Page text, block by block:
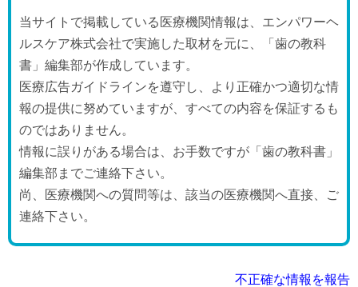
当サイトで掲載している医療機関情報は、エンパワーヘ
ルスケア株式会社で実施した取材を元に、「歯の教科
書」編集部が作成しています。
医療広告ガイドラインを遵守し、より正確かつ適切な情
報の提供に努めていますが、すべての内容を保証するも
のではありません。
情報に誤りがある場合は、お手数ですが「歯の教科書」
編集部までご連絡下さい。
尚、医療機関への質問等は、該当の医療機関へ直接、ご
連絡下さい。
不正確な情報を報告